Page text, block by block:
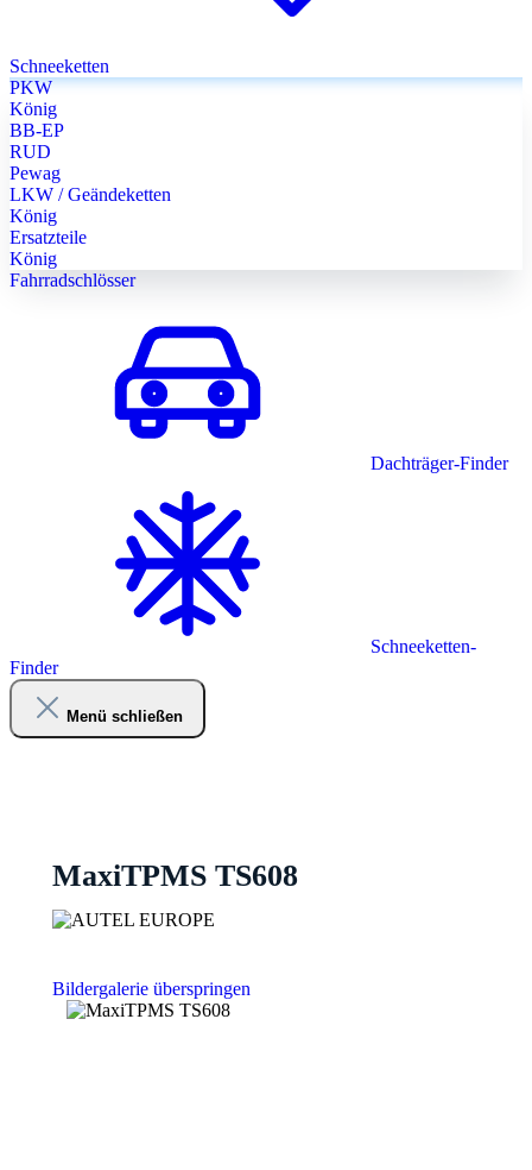
Schneeketten
PKW
König
BB-EP
RUD
Pewag
LKW / Geändeketten
König
Ersatzteile
König
Fahrradschlösser
Dachträger-Finder
Schneeketten-
Finder
Menü schließen
MaxiTPMS TS608
Bildergalerie überspringen